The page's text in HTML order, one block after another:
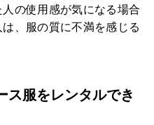
の使用感が気になる場合
、服の質に不満を感じる
ス服をレンタルでき